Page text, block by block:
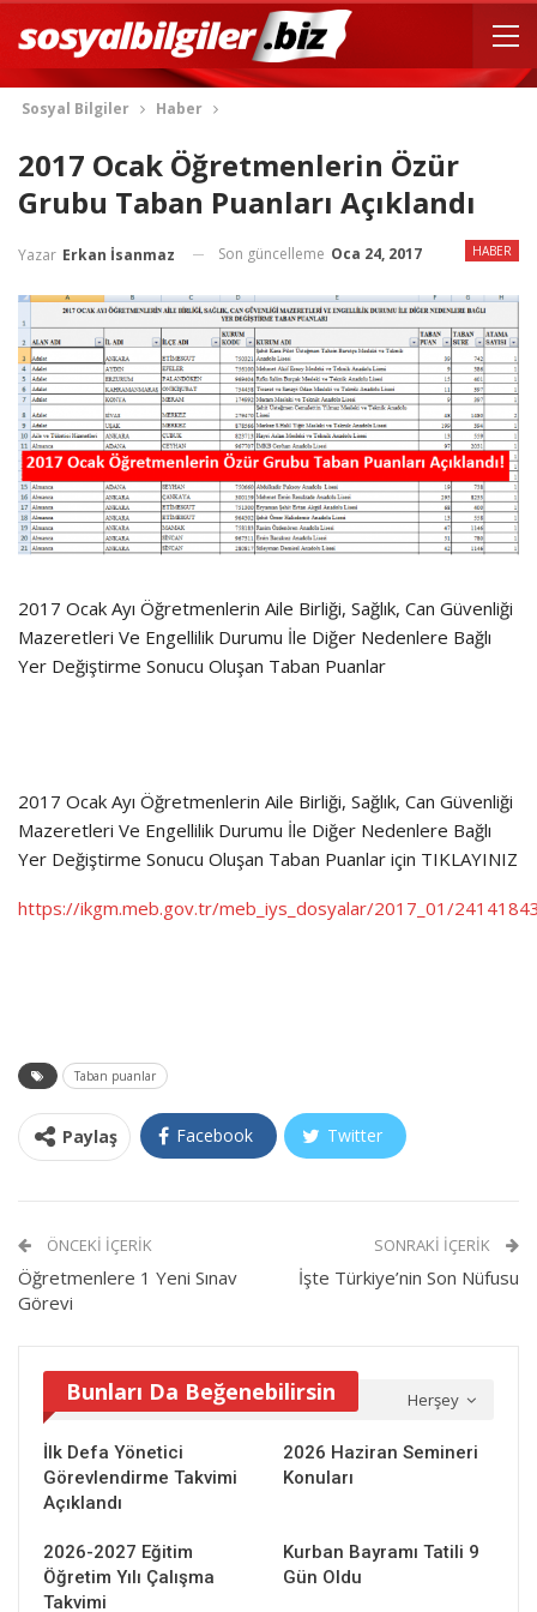
Sosyal Bilgiler Haber
2017 Ocak Öğretmenlerin Özür
Grubu Taban Puanları Açıklandı
HABER
Yazar Erkan İsanmaz Son güncelleme Oca 24, 2017
2017 Ocak Ayı Öğretmenlerin Aile Birliği, Sağlık, Can Güvenliği
Mazeretleri Ve Engellilik Durumu İle Diğer Nedenlere Bağlı
Yer Değiştirme Sonucu Oluşan Taban Puanlar
2017 Ocak Ayı Öğretmenlerin Aile Birliği, Sağlık, Can Güvenliği
Mazeretleri Ve Engellilik Durumu İle Diğer Nedenlere Bağlı
Yer Değiştirme Sonucu Oluşan Taban Puanlar için TIKLAYINIZ
https://ikgm.meb.gov.tr/meb_iys_dosyalar/2017_01/
Taban puanlar
Paylaş Facebook Twitter
ÖNCEKI İÇERIK
Öğretmenlere 1 Yeni Sınav
Görevi
SONRAKI İÇERIK
İşte Türkiye’nin Son Nüfusu
Herşey
Bunları Da Beğenebilirsin
İlk Defa Yönetici
Görevlendirme Takvimi
Açıklandı
2026 Haziran Semineri
Konuları
2026-2027 Eğitim
Öğretim Yılı Çalışma
Takvimi
Kurban Bayramı Tatili 9
Gün Oldu